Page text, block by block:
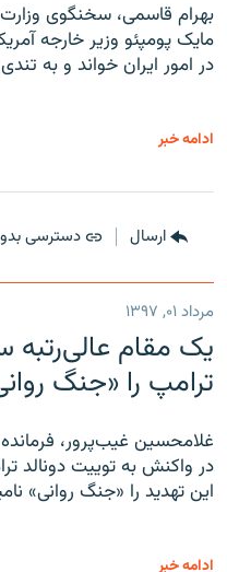
بهرام قاسمی، سخنگوی
مایک پومپئو وزیر خارجه
در امور ایران خواند و به
ادامه خبر
ارسال دسترسی
مرداد ۰۱, ۱۳۹۷
یک مقام عالی‌رتبه
ترامپ را «جنگ
غلامحسین غیب‌پرور،
در واکنش به توییت دونالد
این تهدید را «جنگ روانی»
ادامه خبر